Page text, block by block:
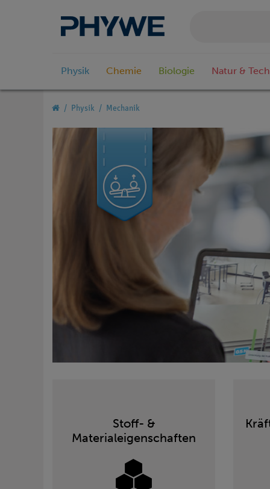
Physik Chemie Biologie Natur &
Physik Mechanik
Stoff- &
Materialeigenschaften